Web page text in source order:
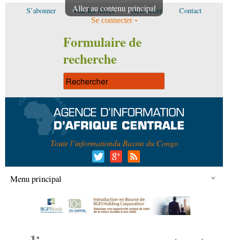
Aller au contenu principal
S’abonner Voir les offres Newsletter Contact
Se connecter
Formulaire de
recherche
Toute l’informationdu Bassin du Congo
Menu principal